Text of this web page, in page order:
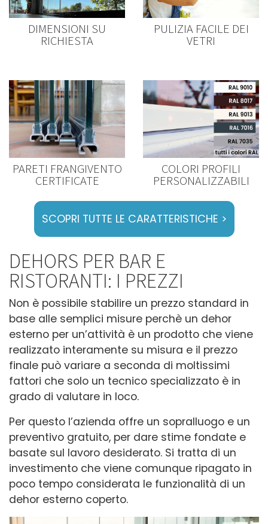
DIMENSIONI SU
RICHIESTA
PULIZIA FACILE DEI
VETRI
PARETI FRANGIVENTO
CERTIFICATE
COLORI PROFILI
PERSONALIZZABILI
SCOPRI TUTTE LE CARATTERISTICHE >
DEHORS PER BAR E
RISTORANTI: I PREZZI
Non è possibile stabilire un prezzo standard in
base alle semplici misure perchè un dehor
esterno per un’attività è un prodotto che viene
realizzato interamente su misura e il prezzo
finale può variare a seconda di moltissimi
fattori che solo un tecnico specializzato è in
grado di valutare in loco.
Per questo l’azienda offre un sopralluogo e un
preventivo gratuito, per dare stime fondate e
basate sul lavoro desiderato. Si tratta di un
investimento che viene comunque ripagato in
poco tempo considerata le funzionalità di un
dehor esterno coperto.